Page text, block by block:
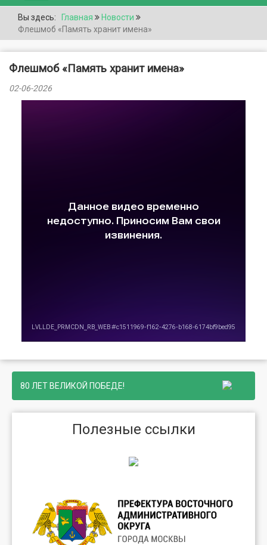
Вы здесь: Главная
Новости
Флешмоб «Память хранит имена»
Флешмоб «Память хранит имена»
02-06-2026
80 ЛЕТ ВЕЛИКОЙ ПОБЕДЕ!
Полезные ссылки